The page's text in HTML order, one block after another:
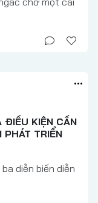
ĐIỀU KIỆN CẦN
TRIỂN
diễn biến diễn